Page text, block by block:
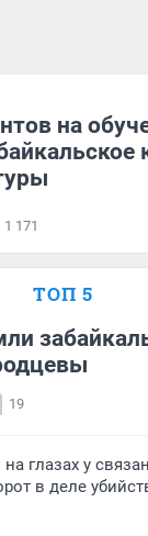
на
1 171
ТОП 5
19
глазах у
в деле